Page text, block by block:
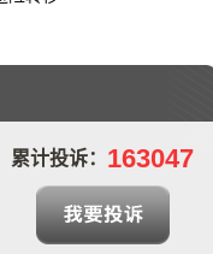
累计投诉： 163047